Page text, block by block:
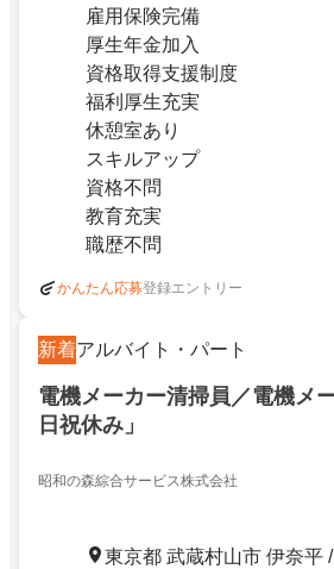
雇用保険完備
厚生年金加入
資格取得支援制度
福利厚生充実
休憩室あり
スキルアップ
資格不問
教育充実
職歴不問
かんたん応募登録エントリー
新着アルバイト・パート
電機メーカー清掃員／電機メ
日祝休み」
昭和の森綜合サービス株式会社
東京都 武蔵村山市 伊奈平